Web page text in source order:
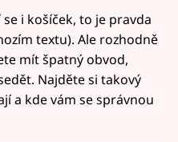
i košíček, to je pravda
textu). Ale rozhodně
mít špatný obvod,
Najděte si takový
a kde vám se správnou